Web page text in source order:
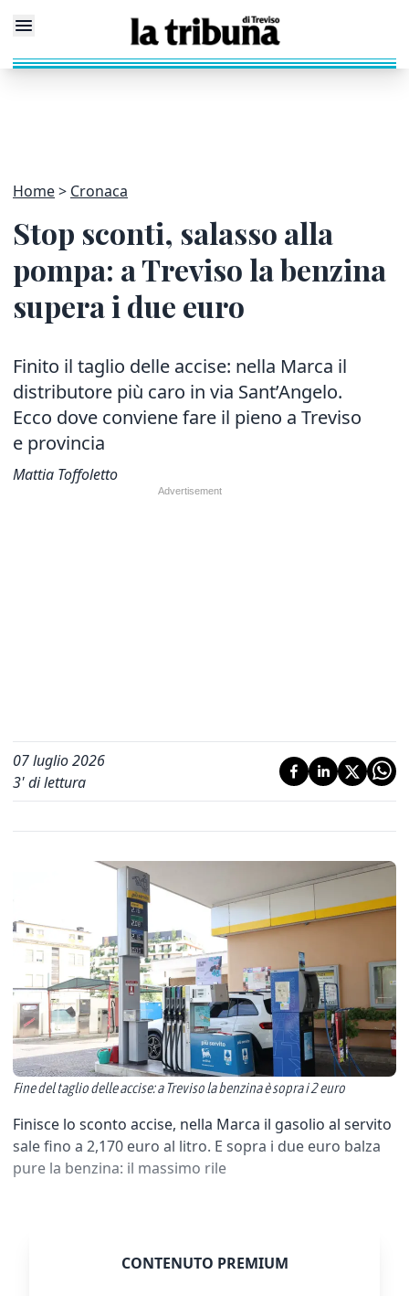
Home Cronaca
Stop sconti, salasso alla
pompa: a Treviso la benzina
supera i due euro
Finito il taglio delle accise: nella Marca il
distributore più caro in via Sant’Angelo.
Ecco dove conviene fare il pieno a Treviso
e provincia
Mattia Toffoletto
07 luglio 2026
3' di lettura
Fine del taglio delle accise: a Treviso la benzina è sopra i 2 euro
Finisce lo sconto accise, nella Marca il gasolio al servito
sale fino a 2,170 euro al litro. E sopra i due euro balza
pure la benzina: il massimo rile
CONTENUTO PREMIUM